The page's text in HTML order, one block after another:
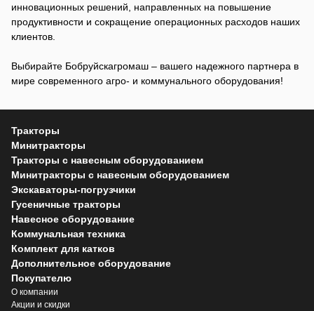
инновационных решений, направленных на повышение
продуктивности и сокращение операционных расходов наших
клиентов.
Выбирайте Бобруйскагромаш – вашего надежного партнера в
мире современного агро- и коммунального оборудования!
Тракторы
Минитракторы
Тракторы с навесным оборудованием
Минитракторы с навесным оборудованием
Экскаваторы-погрузчики
Гусеничные тракторы
Навесное оборудование
Коммунальная техника
Комплект для катков
Дополнительное оборудование
Покупателю
О компании
Акции и скидки